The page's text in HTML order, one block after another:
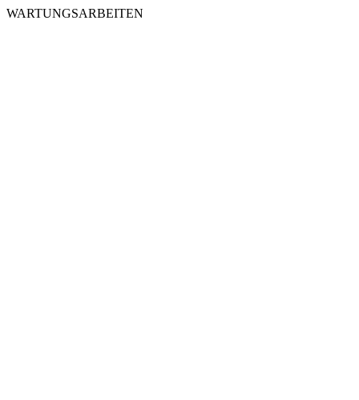
WARTUNGSARBEITEN